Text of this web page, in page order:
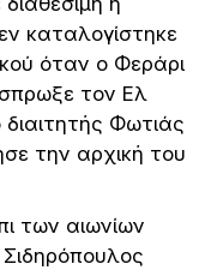
καταλογίστηκε
όταν ο Φεράρι
τον Ελ
Φωτιάς
την αρχική του
των αιωνίων